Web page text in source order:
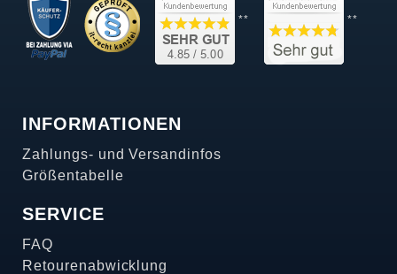
** **
INFORMATIONEN
Zahlungs- und Versandinfos
Größentabelle
SERVICE
FAQ
Retourenabwicklung